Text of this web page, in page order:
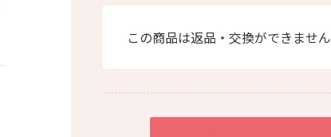
この商品は返品・交換ができません